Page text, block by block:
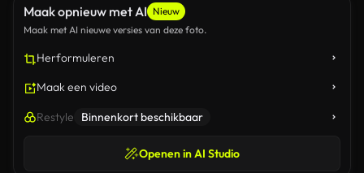
Maak opnieuw met AI Nieuw
Maak met AI nieuwe versies van deze foto.
Herformuleren
Maak een video
Restyle Binnenkort beschikbaar
Openen in AI Studio